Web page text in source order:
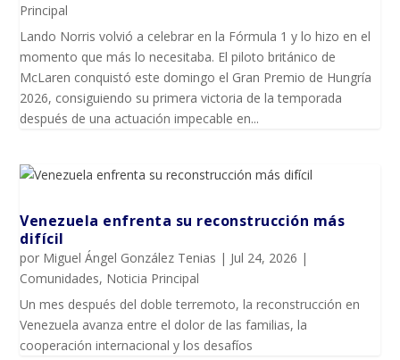
Principal
Lando Norris volvió a celebrar en la Fórmula 1 y lo hizo en el
momento que más lo necesitaba. El piloto británico de
McLaren conquistó este domingo el Gran Premio de Hungría
2026, consiguiendo su primera victoria de la temporada
después de una actuación impecable en...
Venezuela enfrenta su reconstrucción más
difícil
por Miguel Ángel González Tenias | Jul 24, 2026 |
Comunidades, Noticia Principal
Un mes después del doble terremoto, la reconstrucción en
Venezuela avanza entre el dolor de las familias, la
cooperación internacional y los desafíos